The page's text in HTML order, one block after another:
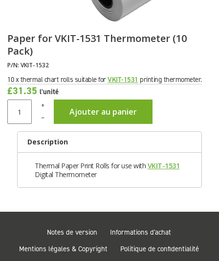
Paper for VKIT-1531 Thermometer (10
Pack)
P/N: VKIT-1532
10 x thermal chart rolls suitable forVKIT-1531 printing thermometer.
£31.35 l'unité
+
Ajouter au panier
–
Description
Thermal Paper Print Rolls for use with VKIT-1531
Digital Thermometer
Notes de version
Informations d'achat
Mentions légales & Copyright
Politique de confidentialité